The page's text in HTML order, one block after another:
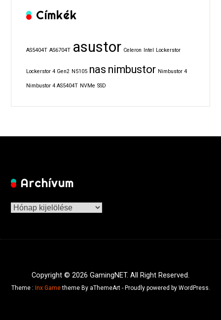
Címkék
AS5404T AS6704T asustor Celeron Intel Lockerstor
Lockerstor 4 Gen2 N5105 nas nimbustor Nimbustor 4
Nimbustor 4 AS5404T NVMe SSD
Archívum
Archívum
Copyright © 2026 GamingNET. All Right Reserved.
Theme : Inx Gametheme By aThemeArt - Proudly powered by WordPress.